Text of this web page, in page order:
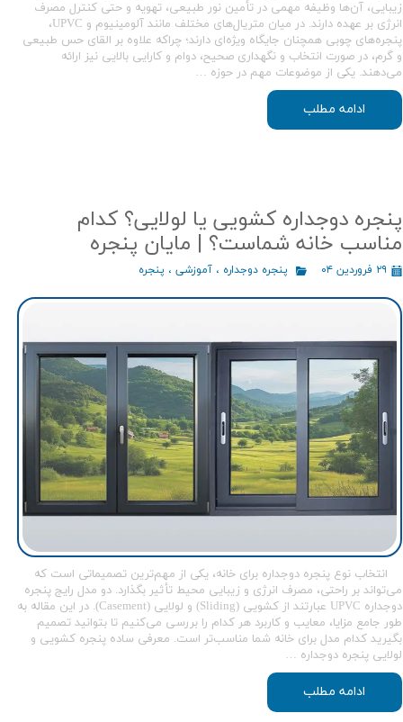
زیبایی، آن‌ها وظیفه مهمی در تأمین نور طبیعی، تهویه و حتی کنترل مصرف
انرژی بر عهده دارند. در میان متریال‌های مختلف مانند آلومینیوم و UPVC،
پنجره‌های چوبی همچنان جایگاه ویژه‌ای دارند؛ چراکه علاوه بر القای حس طبیعی
و گرم، در صورت انتخاب و نگهداری صحیح، دوام و کارایی بالایی نیز ارائه
می‌دهند. یکی از موضوعات مهم در حوزه …
ادامه مطلب
پنجره دوجداره کشویی یا لولایی؟ کدام
مناسب خانه شماست؟ | مایان پنجره
۲۹ فروردین ۰۴ پنجره دوجداره ، آموزشی ، پنجره
انتخاب نوع پنجره دوجداره برای خانه، یکی از مهم‌ترین تصمیماتی است که
می‌تواند بر راحتی، مصرف انرژی و زیبایی محیط تأثیر بگذارد. دو مدل رایج پنجره
دوجداره UPVC عبارتند از کشویی (Sliding) و لولایی (Casement). در این مقاله به
طور جامع مزایا، معایب و کاربرد هر کدام را بررسی می‌کنیم تا بتوانید تصمیم
بگیرید کدام مدل برای خانه شما مناسب‌تر است. معرفی ساده پنجره کشویی و
لولایی پنجره دوجداره …
ادامه مطلب